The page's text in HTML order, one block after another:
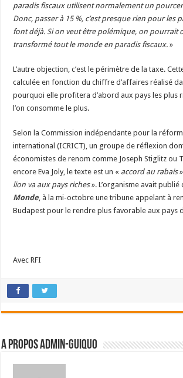
paradis fiscaux utilisent normalement un
Donc, passer à 15 %, c’est presque rien pour les
font déjà. Si on veut être polémique, on pourrait
transformé tout le monde en paradis fiscaux. »
L’autre objection, c’est le périmètre de la taxe.
calculée en fonction du chiffre d’affaires réalisé
pourquoi elle profitera d’abord aux pays les plus
l’on consomme le plus.
Selon la Commission indépendante pour la
international (ICRICT), un groupe de réflexion
économistes de renom comme Joseph Stiglitz ou
encore Eva Joly, le texte est un « accord au rabais
lion va aux pays riches». L’organisme avait
Monde , à la mi-octobre une tribune appelant à
Budapest pour le rendre plus favorable aux pays
Avec RFI
A propos admin-guiquo